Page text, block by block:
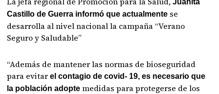
Juanita
Castillo de Guerra informó que actualmente se
desarrolla al nivel nacional la campaña “Verano
Seguro y Saludable”
“Además de mantener las normas de bioseguridad
para evitar el contagio de covid- 19, es necesario que
la población adopte medidas para protegerse de los